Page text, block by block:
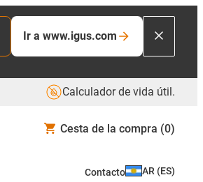
Ir a www.igus.com
Calculador de vida útil.
Cesta de la compra (0)
Contacto AR (ES)